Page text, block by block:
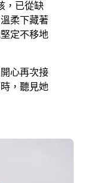
，已從缺
柔下藏著
定不移地
心再次接
，聽見她